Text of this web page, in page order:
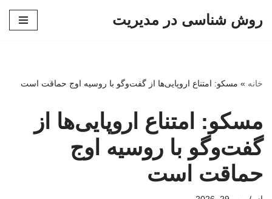
روش شناسی در مدیریت
خانه » مسکو: امتناع اروپایی‌ها از گفت‌وگو با روسیه اوج حماقت است
مسکو: امتناع اروپایی‌ها از
گفت‌وگو با روسیه اوج
حماقت است